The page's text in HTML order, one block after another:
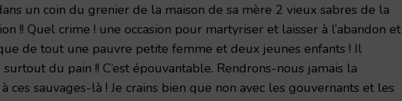
un coin du grenier de la maison de sa mère 2 vieux sabres de la
!! Quel crime ! une occasion pour martyriser et laisser à l’abandon et
de tout une pauvre petite femme et deux jeunes enfants ! Il
du pain !! C’est épouvantable. Rendrons-nous jamais la
ces sauvages-là ! Je crains bien que non avec les gouvernants et les